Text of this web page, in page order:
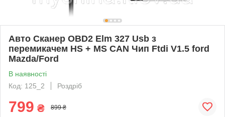
Авто Сканер OBD2 Elm 327 Usb з
перемикачем HS + MS CAN Чип Ftdi V1.5 ford
Mazda/Ford
В наявності
Код: 125_2
Роздріб
799 ₴ 899 ₴